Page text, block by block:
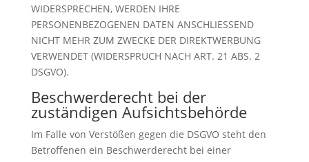
WIDERSPRECHEN, WERDEN IHRE
PERSONENBEZOGENEN DATEN ANSCHLIESSEND
NICHT MEHR ZUM ZWECKE DER DIREKTWERBUNG
VERWENDET (WIDERSPRUCH NACH ART. 21 ABS. 2
DSGVO).
Beschwerde­recht bei der
zuständigen Aufsichts­behörde
Im Falle von Verstößen gegen die DSGVO steht den
Betroffenen ein Beschwerderecht bei einer